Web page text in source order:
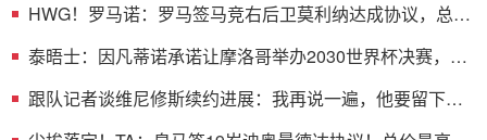
HWG！罗马诺：罗马签马竞右后卫莫利纳达成协议，总价
泰晤士：因凡蒂诺承诺让摩洛哥举办2030世界杯决赛，以
跟队记者谈维尼修斯续约进展：我再说一遍，他要留下